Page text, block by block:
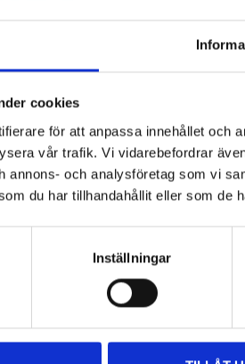
cookies
för att anpassa innehållet och
vår trafik. Vi vidarebefordrar
annons- och analysföretag som vi
du har tillhandahållit eller som de
Inställningar
Andra